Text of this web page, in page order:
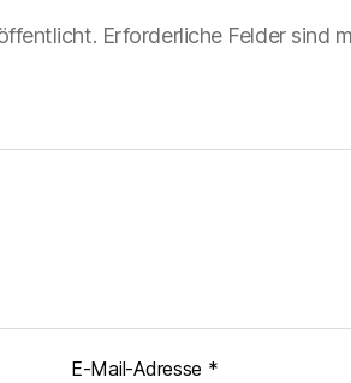
Erforderliche Felder sind
E-Mail-Adresse *